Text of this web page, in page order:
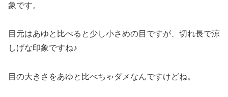
象です。
目元はあゆと比べると少し小さめの目ですが、切れ長で涼
しげな印象ですね♪
目の大きさをあゆと比べちゃダメなんですけどね。